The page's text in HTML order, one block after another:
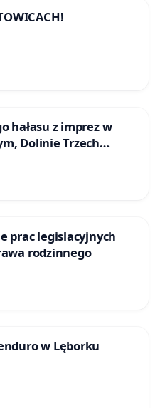
hałasu z imprez w
Dolinie Trzech
prac legislacyjnych
rodzinnego
w Lęborku